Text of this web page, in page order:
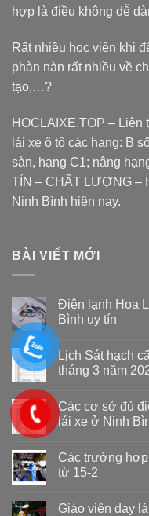
hợp là điều không dễ
Rất nhiều học viên khi
phàn nàn rất nhiều về
tạo,…?
HOCLAIXE.TOP – Liên
lái xe ô tô các hạng: B
sàn, hạng C1; nâng
TÍN – CHẤT LƯỢNG –
Ninh Bình hiện nay.
BÀI VIẾT MỚI
Điện lạnh Hoa
Bình uy tín
Lịch Sát hạch
tháng 3 năm
Các cơ sở đủ
lái xe ở Ninh
Các trường hợp
từ 15-2
Giáo viên dạy